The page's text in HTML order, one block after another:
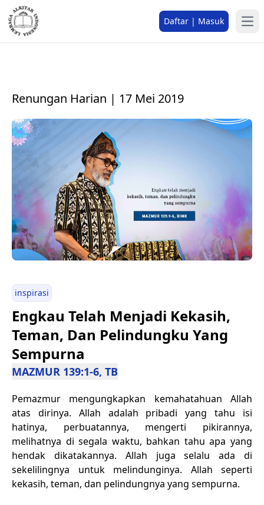
Daftar | Masuk
Renungan Harian | 17 Mei 2019
inspirasi
Engkau Telah Menjadi Kekasih,
Teman, Dan Pelindungku Yang
Sempurna
MAZMUR 139:1-6, TB
Pemazmur mengungkapkan kemahatahuan Allah
atas dirinya. Allah adalah pribadi yang tahu isi
hatinya, perbuatannya, mengerti pikirannya,
melihatnya di segala waktu, bahkan tahu apa yang
hendak dikatakannya. Allah juga selalu ada di
sekelilingnya untuk melindunginya. Allah seperti
kekasih, teman, dan pelindungnya yang sempurna.